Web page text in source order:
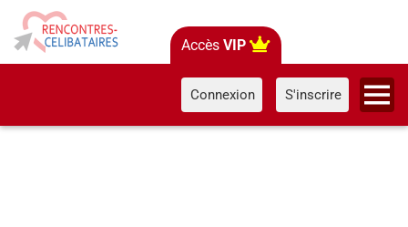
Accès VIP
Connexion S'inscrire